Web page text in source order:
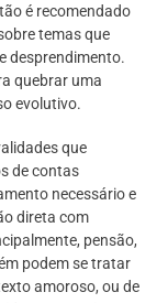
é recomendado
temas que
desprendimento.
quebrar uma
evolutivo.
que
de contas
necessário e
direta com
pensão,
podem se tratar
amoroso, ou de